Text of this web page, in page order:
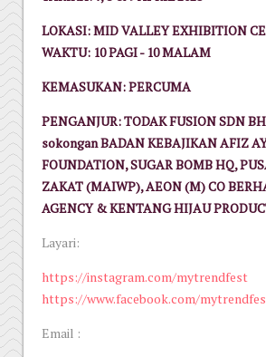
LOKASI: MID VALLEY EXHIBITION
WAKTU: 10 PAGI - 10 MALAM
KEMASUKAN: PERCUMA
PENGANJUR: TODAK FUSION SDN
sokongan BADAN KEBAJIKAN AFIZ
FOUNDATION, SUGAR BOMB HQ,
ZAKAT (MAIWP), AEON (M) CO
AGENCY & KENTANG HIJAU
Layari:
https://instagram.com/mytrendfest
https://www.facebook.com/
Email :